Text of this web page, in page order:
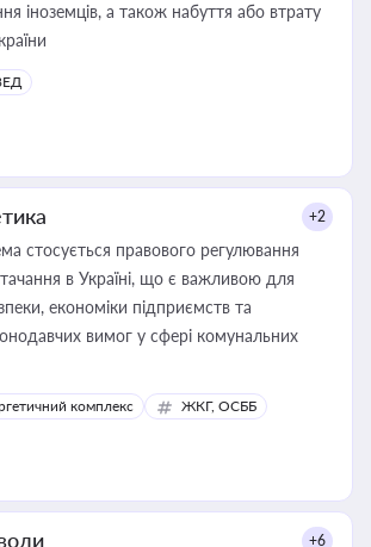
іноземців, а також набуття або втрату
+2
стосується правового регулювання
в Україні, що є важливою для
економіки підприємств та
вимог у сфері комунальних
комплекс ЖКГ, ОСББ
+6